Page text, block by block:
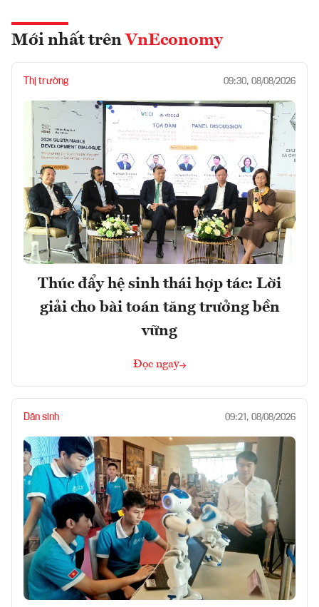
Mới nhất trên VnEconomy
Thị trường 09:30, 08/08/2026
Thúc đẩy hệ sinh thái hợp tác: Lời
giải cho bài toán tăng trưởng bền
vững
Đọc ngay
Dân sinh 09:21, 08/08/2026